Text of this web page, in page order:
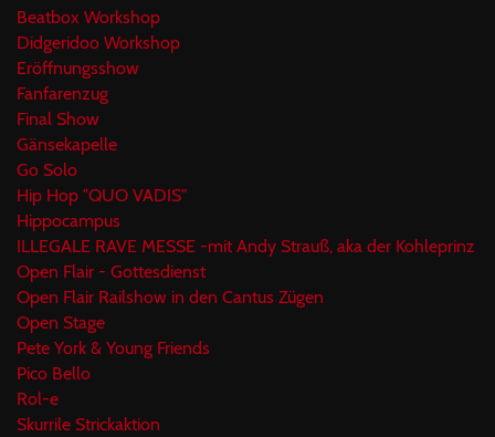
Beatbox Workshop
Didgeridoo Workshop
Eröffnungsshow
Fanfarenzug
Final Show
Gänsekapelle
Go Solo
Hip Hop "QUO VADIS"
Hippocampus
ILLEGALE RAVE MESSE -mit Andy Strauß, aka der Kohleprinz
Open Flair - Gottesdienst
Open Flair Railshow in den Cantus Zügen
Open Stage
Pete York & Young Friends
Pico Bello
Rol-e
Skurrile Strickaktion